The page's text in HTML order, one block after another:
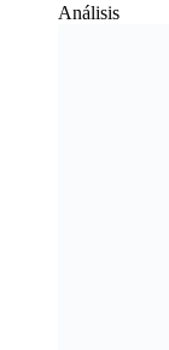
Análisis